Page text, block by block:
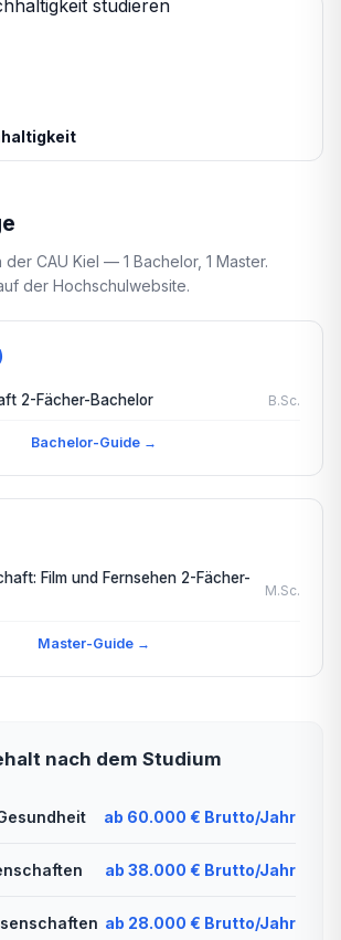
CAU Kiel — 1 Bachelor, 1 Master.
der Hochschulwebsite.
2-Fächer-Bachelor B.Sc.
Bachelor-Guide →
Film und Fernsehen 2-Fächer-
M.Sc.
Master-Guide →
nach dem Studium
ab 60.000 € Brutto/Jahr
ab 38.000 € Brutto/Jahr
ab 28.000 € Brutto/Jahr